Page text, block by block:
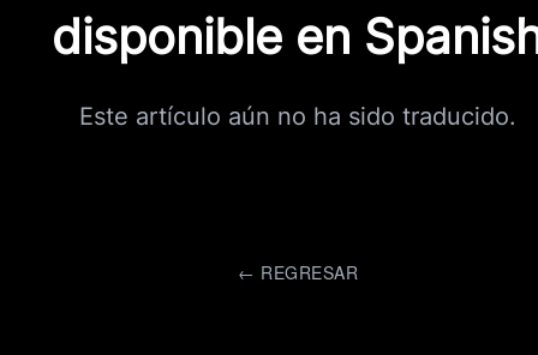
disponible en
Este artículo aún no ha sido traducido.
← REGRESAR